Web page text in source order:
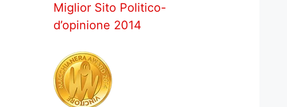
Miglior Sito Politico-
d’opinione 2014